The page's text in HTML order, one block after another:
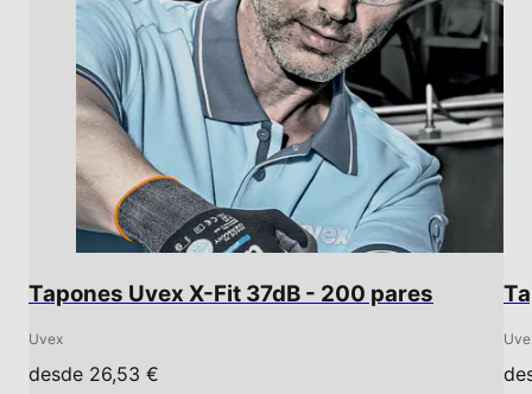
Tapones Uvex X-Fit 37dB - 200 pares
Uvex
desde 26,53 €